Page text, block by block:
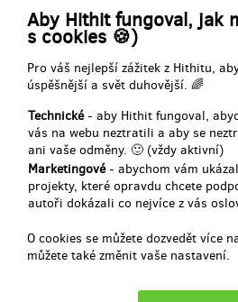
Aby Hithit fungoval, jak
s cookies 🍪)
Pro váš nejlepší zážitek z Hithitu,
úspěšnější a svět duhovější. 🌈
Technické- aby Hithit fungoval,
vás na webu neztratili a aby se
ani vaše odměny. 🙂 (vždy aktivní)
Marketingové- abychom vám
projekty, které opravdu chcete
autoři dokázali co nejvíce z vás
O cookies se můžete dozvedět více
můžete také změnit vaše nastavení.
Najdete nás na